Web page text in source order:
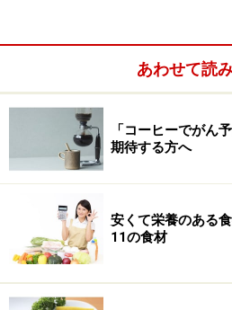
ます。水溶性のビタミンですが
あわせて読
「コーヒーでがん
期待する方へ
安くて栄養のある
11の食材